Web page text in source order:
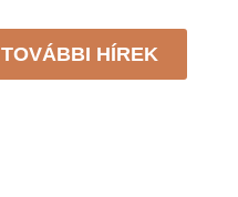
TOVÁBBI HÍREK